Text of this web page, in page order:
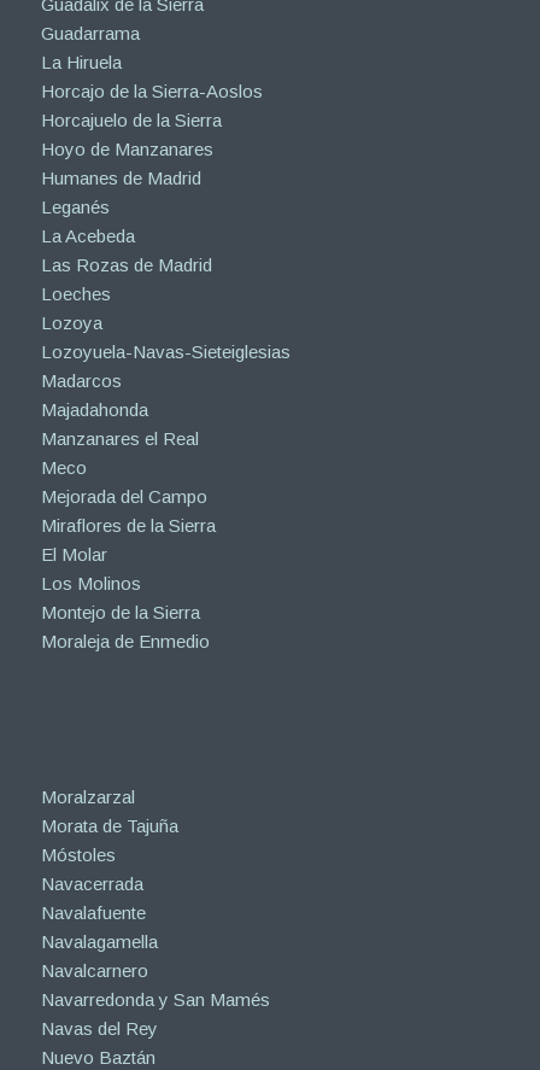
Guadalix de la Sierra
Guadarrama
La Hiruela
Horcajo de la Sierra-Aoslos
Horcajuelo de la Sierra
Hoyo de Manzanares
Humanes de Madrid
Leganés
La Acebeda
Las Rozas de Madrid
Loeches
Lozoya
Lozoyuela-Navas-Sieteiglesias
Madarcos
Majadahonda
Manzanares el Real
Meco
Mejorada del Campo
Miraflores de la Sierra
El Molar
Los Molinos
Montejo de la Sierra
Moraleja de Enmedio
Moralzarzal
Morata de Tajuña
Móstoles
Navacerrada
Navalafuente
Navalagamella
Navalcarnero
Navarredonda y San Mamés
Navas del Rey
Nuevo Baztán